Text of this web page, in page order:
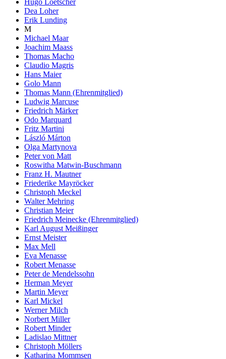
Dea Loher
Erik Lunding
M
Michael Maar
Joachim Maass
Thomas Macho
Claudio Magris
Hans Maier
Golo Mann
Thomas Mann (Ehrenmitglied)
Ludwig Marcuse
Friedrich Märker
Odo Marquard
Fritz Martini
László Márton
Olga Martynova
Peter von Matt
Roswitha Matwin-Buschmann
Franz H. Mautner
Friederike Mayröcker
Christoph Meckel
Walter Mehring
Christian Meier
Friedrich Meinecke (Ehrenmitglied)
Karl August Meißinger
Ernst Meister
Max Mell
Eva Menasse
Robert Menasse
Peter de Mendelssohn
Herman Meyer
Martin Meyer
Karl Mickel
Werner Milch
Norbert Miller
Robert Minder
Ladislao Mittner
Christoph Möllers
Katharina Mommsen